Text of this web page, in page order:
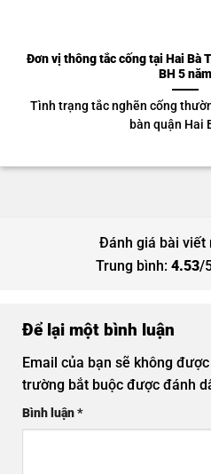
Đơn vị thông tắc cống tại Hai Bà
BH 5 năm
Tình trạng tắc nghẽn cống
bàn quận Hai
Đánh giá bài viết
Trung bình: 4.53/
Để lại một bình luận
Email của bạn sẽ không
trường bắt buộc được đánh
Bình luận*